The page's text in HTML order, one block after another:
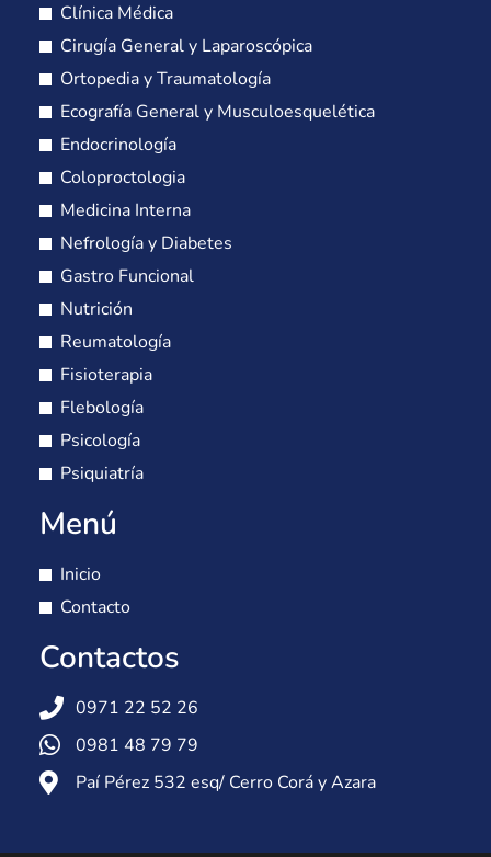
Clínica Médica
Cirugía General y Laparoscópica
Ortopedia y Traumatología
Ecografía General y Musculoesquelética
Endocrinología
Coloproctologia
Medicina Interna
Nefrología y Diabetes
Gastro Funcional
Nutrición
Reumatología
Fisioterapia
Flebología
Psicología
Psiquiatría
Menú
Inicio
Contacto
Contactos
0971 22 52 26
0981 48 79 79
Paí Pérez 532 esq/ Cerro Corá y Azara